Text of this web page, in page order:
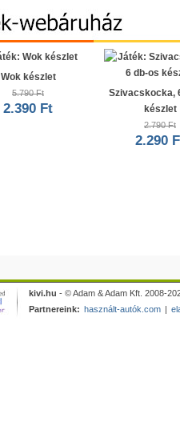
Wok készlet
5.790 Ft
2.390 Ft
Szivacskocka,
készlet
2.790 Ft
2.290
kivi.hu - © Adam & Adam Kft. 2008-
Partnereink: használt-autók.com |